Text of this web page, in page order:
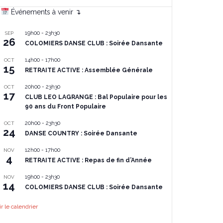
Événements à venir ↴
SEP
26
19h00 - 23h30
COLOMIERS DANSE CLUB : Soirée Dansante
OCT
15
14h00 - 17h00
RETRAITE ACTIVE : Assemblée Générale
OCT
17
20h00 - 23h30
CLUB LEO LAGRANGE : Bal Populaire pour les
90 ans du Front Populaire
OCT
24
20h00 - 23h30
DANSE COUNTRY : Soirée Dansante
NOV
4
12h00 - 17h00
RETRAITE ACTIVE : Repas de fin d’Année
NOV
14
19h00 - 23h30
COLOMIERS DANSE CLUB : Soirée Dansante
le calendrier